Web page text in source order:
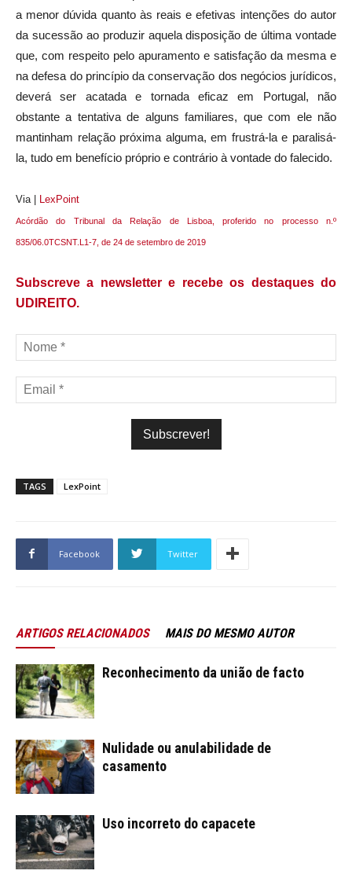
a menor dúvida quanto às reais e efetivas intenções do autor
da sucessão ao produzir aquela disposição de última vontade
que, com respeito pelo apuramento e satisfação da mesma e
na defesa do princípio da conservação dos negócios jurídicos,
deverá ser acatada e tornada eficaz em Portugal, não
obstante a tentativa de alguns familiares, que com ele não
mantinham relação próxima alguma, em frustrá-la e paralisá-
la, tudo em benefício próprio e contrário à vontade do falecido.
Via | LexPoint
Acórdão do Tribunal da Relação de Lisboa, proferido no processo n.º
835/06.0TCSNT.L1-7, de 24 de setembro de 2019
Subscreve a newsletter e recebe os destaques do
UDIREITO.
TAGS LexPoint
Facebook Twitter
ARTIGOS RELACIONADOS MAIS DO MESMO AUTOR
Reconhecimento da união de facto
Nulidade ou anulabilidade de
casamento
Uso incorreto do capacete